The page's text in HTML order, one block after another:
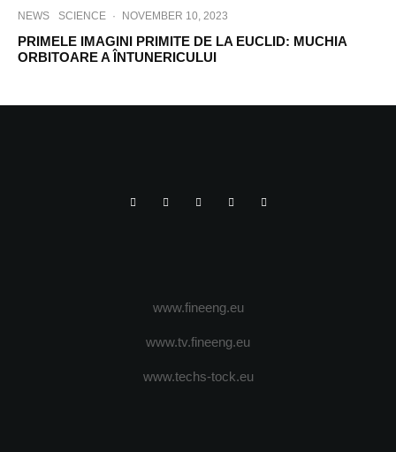
NEWS SCIENCE · NOVEMBER 10, 2023
PRIMELE IMAGINI PRIMITE DE LA EUCLID: MUCHIA
ORBITOARE A ÎNTUNERICULUI
www.fineeng.eu
www.tv.fineeng.eu
www.techs-tock.eu